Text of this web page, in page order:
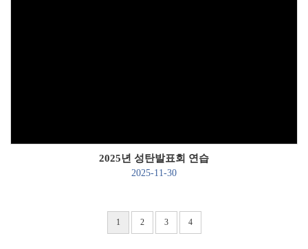
2025년 성탄발표회 연습
2025-11-30
1 2 3 4